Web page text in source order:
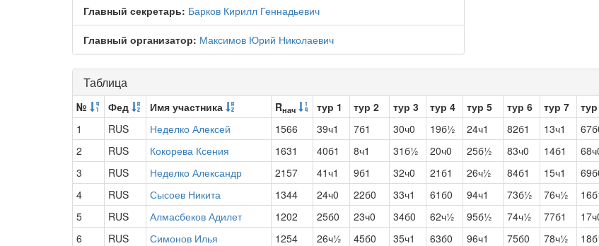
Главный секретарь: Барков Кирилл Геннадьевич
Главный организатор: Максимов Юрий Николаевич
Таблица
№ Фед Имя участника Rнач тур 1 тур 2 тур 3 тур 4 тур 5 тур 6 тур 7
1
RUS Неделко Алексей 1566 39ч1 7б1 30ч0 19б½ 24ч1 82б1 13ч1
2
RUS Кокорева Ксения 1631 40б1 8ч1 31б½ 20ч0 25б½ 83ч0 14б1
3
RUS Неделко Александр 2157 41ч1 9б1 32ч0 21б1 26ч½ 84б1 15ч1
4
RUS Сысоев Никита 1344 24ч0 22б0 33ч1 61б0 94ч1 73б½ 76ч½
5
RUS Алмасбеков Адилет 1202 25б0 23ч0 34б0 62ч½ 95б½ 74ч½ 77б1
6
RUS Симонов Илья 1254 26ч½ 45б0 35ч1 63б0 96ч1 75б0 78ч½